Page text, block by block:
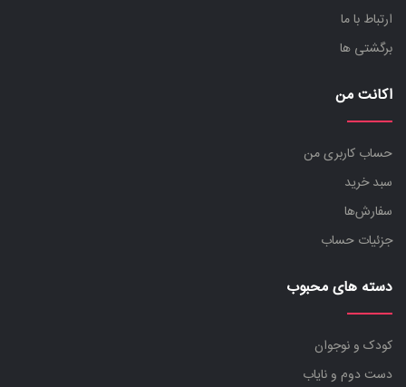
ارتباط با ما
برگشتی ها
اکانت من
حساب کاربری من
سبد خرید
سفارش‌ها
جزئیات حساب
دسته های محبوب
کودک و نوجوان
دست دوم و نایاب